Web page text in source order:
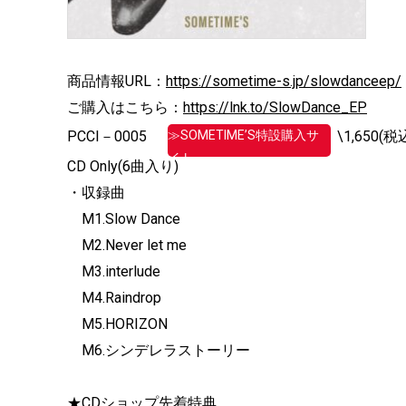
商品情報URL： https://sometime-s.jp/slowdanceep/
ご購入はこちら： https://lnk.to/SlowDance_EP
PCCI－0005
≫SOMETIME’S特設購入サ
イト
\1,650(税
CD Only(6曲入り)
・収録曲
M1.Slow Dance
M2.Never let me
M3.interlude
M4.Raindrop
M5.HORIZON
M6.シンデレラストーリー